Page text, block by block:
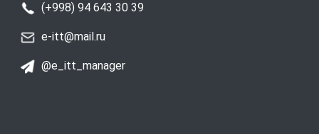
(+998) 94 643 30 39
e-itt@mail.ru
@e_itt_manager